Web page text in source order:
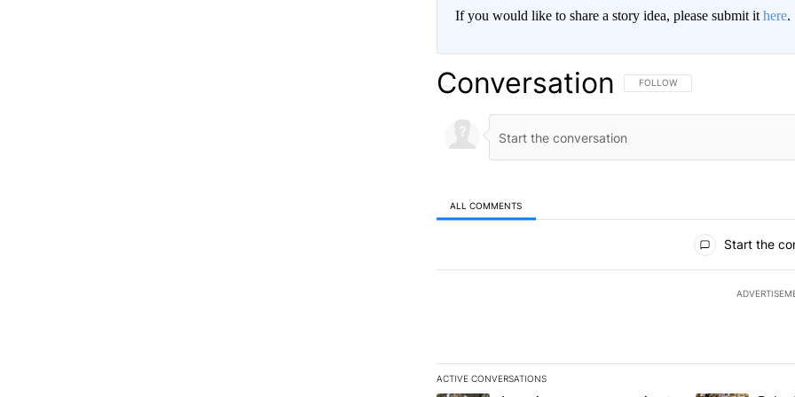
If you would like to share a story idea, please submit ithere.
Conversation FOLLOW THIS CONVERSATION TO
FOLLOW
ALL COMMENTS
Start the
ACTIVE CONVERSATIONS
The following is a list of the most commented articles in the